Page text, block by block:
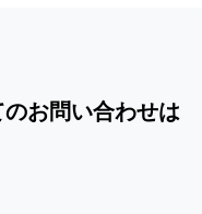
お問い合わせは